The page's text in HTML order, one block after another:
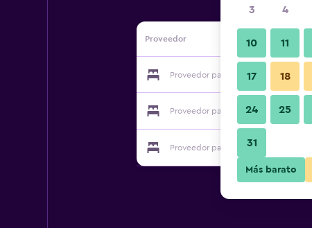
Proveedor
Proveedor para Navona at Live Oak
Proveedor para Navona at Live Oak
Proveedor para Navona at Live Oak
3 4
10 11
17 18
24 25
31
Más barato